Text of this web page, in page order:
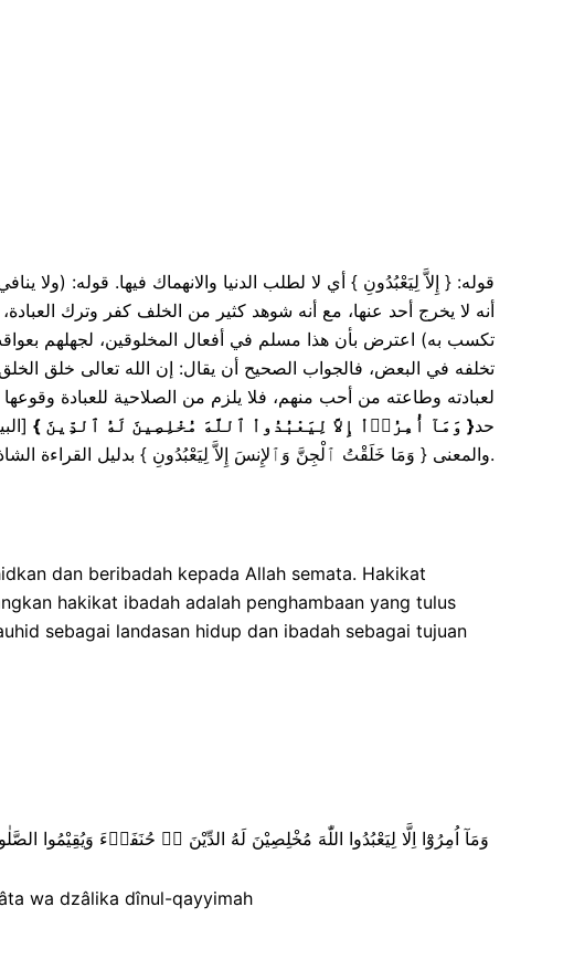
قوله: { إِلاَّ لِيَعْبُدُونِ } أي لا لطلب الدنيا والانهماك فيها. قوله:
أنه لا يخرج أحد عنها، مع أنه شوهد كثير من الخلف كفر وترك
تكسب به) اعترض بأن هذا مسلم في أفعال المخلوقين، لجهلهم بعواقب
تخلفه في البعض، فالجواب الصحيح أن يقال: إن الله تعالى خلق
لعبادته وطاعته من أحب منهم، فلا يلزم من الصلاحية للعبادة
حد{ وَمَآ أُمِرُوۤاْ إِلاَّ لِيَعْبُدُواْ ٱللَّهَ مُخْلِصِينَ لَهُ ٱلدِّينَ }
والمعنى { وَمَا خَلَقْتُ ٱلْجِنَّ وَٱلإِنسَ إِلاَّ لِيَعْبُدُونِ } بدليل القراءة الشاذة: وما خلقت الجن والإنس من المؤمنين.
dan beribadah kepada Allah semata. Hakikat
hakikat ibadah adalah penghambaan yang tulus
sebagai landasan hidup dan ibadah sebagai tujuan
wa dzâlika dînul-qayyimah